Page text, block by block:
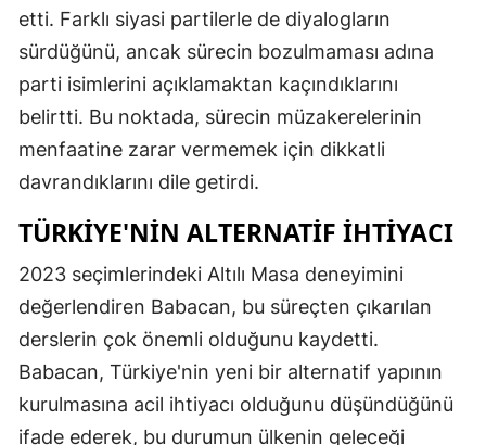
etti. Farklı siyasi partilerle de diyalogların
sürdüğünü, ancak sürecin bozulmaması adına
parti isimlerini açıklamaktan kaçındıklarını
belirtti. Bu noktada, sürecin müzakerelerinin
menfaatine zarar vermemek için dikkatli
davrandıklarını dile getirdi.
TÜRKIYE'NIN ALTERNATIF İHTIYACI
2023 seçimlerindeki Altılı Masa deneyimini
değerlendiren Babacan, bu süreçten çıkarılan
derslerin çok önemli olduğunu kaydetti.
Babacan, Türkiye'nin yeni bir alternatif yapının
kurulmasına acil ihtiyacı olduğunu düşündüğünü
ifade ederek, bu durumun ülkenin geleceği